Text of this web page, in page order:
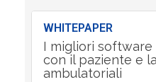
WHITEPAPER
I migliori
con il paziente e
ambulatoriali